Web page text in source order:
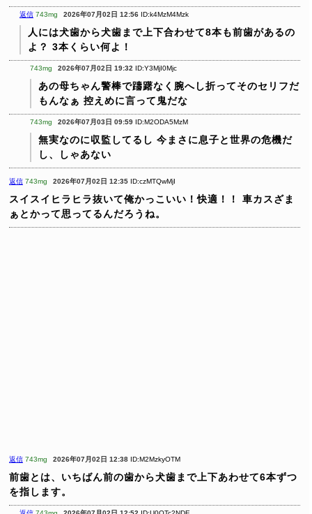
返信 743mg 2026年07月02日 12:56 ID:k4MzM4Mzk
人には犬歯から犬歯まで上下合わせて8本も前歯があるの
よ？ 3本くらい何よ！
743mg 2026年07月02日 19:32 ID:Y3MjI0Mjc
あの母ちゃん警棒で躊躇なく腕へし折ってそのセリフだ
もんなぁ 控えめに言って鬼だな
743mg 2026年07月03日 09:59 ID:M2ODA5MzM
無実なのに収監してるし 今まさに息子と世界の危機だ
し、しゃあない
返信 743mg 2026年07月02日 12:35 ID:czMTQwMjI
スイスイヒラヒラ抜いて俺かっこいい！快適！！
車カスざま
ぁとかって思ってるんだろうね。
返信 743mg 2026年07月02日 12:38 ID:M2MzkyOTM
前歯とは、いちばん前の歯から犬歯まで上下あわせて6本ずつ
を指します。